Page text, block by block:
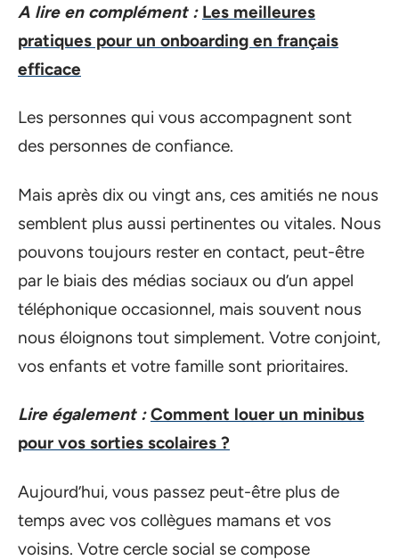
A lire en complément : Les meilleures
pratiques pour un onboarding en français
efficace
Les personnes qui vous accompagnent sont
des personnes de confiance.
Mais après dix ou vingt ans, ces amitiés ne nous
semblent plus aussi pertinentes ou vitales. Nous
pouvons toujours rester en contact, peut-être
par le biais des médias sociaux ou d’un appel
téléphonique occasionnel, mais souvent nous
nous éloignons tout simplement. Votre conjoint,
vos enfants et votre famille sont prioritaires.
Lire également : Comment louer un minibus
pour vos sorties scolaires ?
Aujourd’hui, vous passez peut-être plus de
temps avec vos collègues mamans et vos
voisins. Votre cercle social se compose